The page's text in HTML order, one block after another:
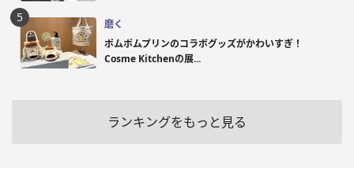
磨く
ポムポムプリンのコラボグッズがかわいすぎ！
Cosme Kitchenの展...
ランキングをもっと見る